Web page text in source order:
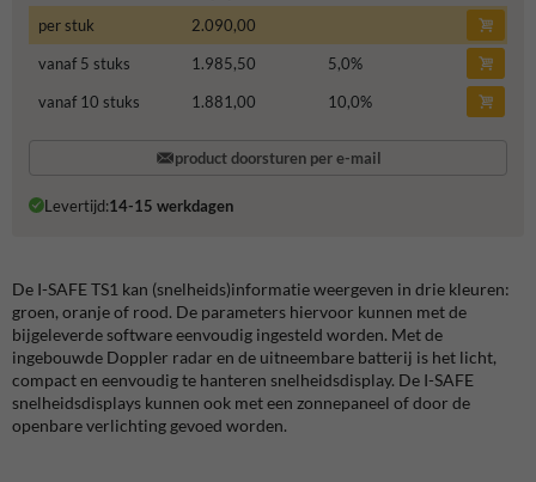
per stuk
2.090,00
vanaf 5 stuks
1.985,50 5,0%
vanaf 10 stuks
1.881,00 10,0%
product doorsturen per e-mail
Levertijd:14-15 werkdagen
De I-SAFE TS1 kan (snelheids)informatie weergeven in drie kleuren:
groen, oranje of rood. De parameters hiervoor kunnen met de
bijgeleverde software eenvoudig ingesteld worden. Met de
ingebouwde Doppler radar en de uitneembare batterij is het licht,
compact en eenvoudig te hanteren snelheidsdisplay. De I-SAFE
snelheidsdisplays kunnen ook met een zonnepaneel of door de
openbare verlichting gevoed worden.